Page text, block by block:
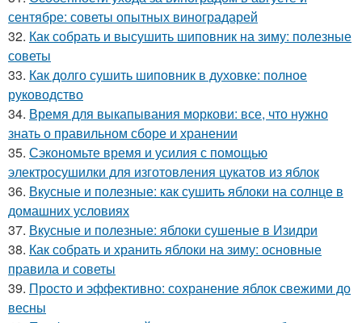
сентябре: советы опытных виноградарей
32. Как собрать и высушить шиповник на зиму: полезные
советы
33. Как долго сушить шиповник в духовке: полное
руководство
34. Время для выкапывания моркови: все, что нужно
знать о правильном сборе и хранении
35. Сэкономьте время и усилия с помощью
электросушилки для изготовления цукатов из яблок
36. Вкусные и полезные: как сушить яблоки на солнце в
домашних условиях
37. Вкусные и полезные: яблоки сушеные в Изидри
38. Как собрать и хранить яблоки на зиму: основные
правила и советы
39. Просто и эффективно: сохранение яблок свежими до
весны